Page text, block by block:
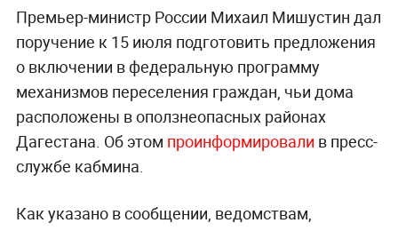
Премьер-министр России Михаил Мишустин дал
поручение к 15 июля подготовить предложения
о включении в федеральную программу
механизмов переселения граждан, чьи дома
расположены в оползнеопасных районах
Дагестана. Об этом проинформировали в пресс-
службе кабмина.
Как указано в сообщении, ведомствам,